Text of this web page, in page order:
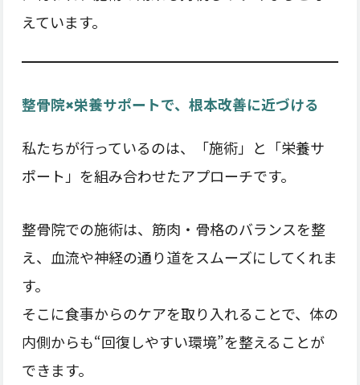
えています。
整骨院×栄養サポートで、根本改善に近づける
私たちが行っているのは、「施術」と「栄養サ
ポート」を組み合わせたアプローチです。
整骨院での施術は、筋肉・骨格のバランスを整
え、血流や神経の通り道をスムーズにしてくれま
す。
そこに食事からのケアを取り入れることで、体の
内側からも“回復しやすい環境”を整えることが
できます。